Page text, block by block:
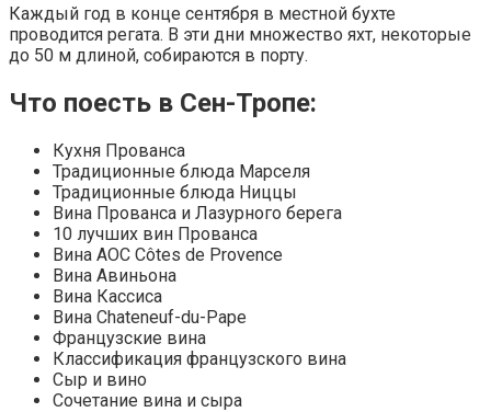
Каждый год в конце сентября в местной бухте
проводится регата. В эти дни множество яхт, некоторые
до 50 м длиной, собираются в порту.
Что поесть в Сен-Тропе:
Кухня Прованса
Традиционные блюда Марселя
Традиционные блюда Ниццы
Вина Прованса и Лазурного берега
10 лучших вин Прованса
Вина AOC Côtes de Provence
Вина Авиньона
Вина Кассиса
Вина Chateneuf-du-Pape
Французские вина
Классификация французского вина
Сыр и вино
Сочетание вина и сыра